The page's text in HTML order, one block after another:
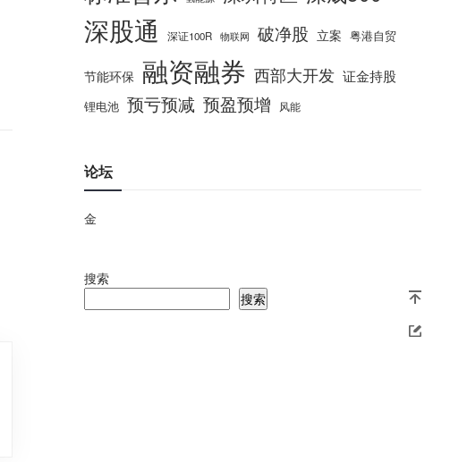
深股通 深证100R 物联网 破净股 立案 粤港自贸
节能环保 融资融券 西部大开发 证金持股
锂电池 预亏预减 预盈预增 风能
论坛
金
搜索
搜索